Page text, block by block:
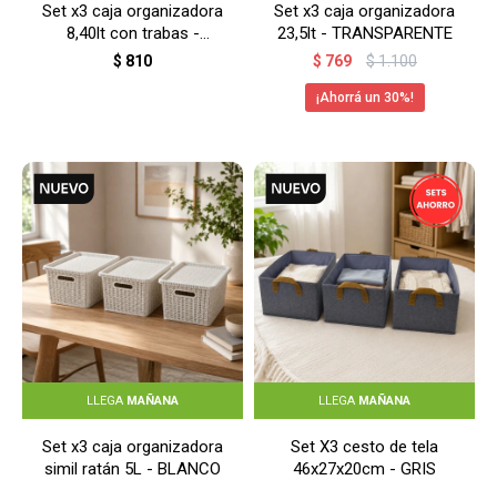
Set x3 caja organizadora
8,40lt con trabas -
TRANSPARENTE
$ 810
Set x3 caja organizadora
23,5lt - TRANSPARENTE
$ 769 $1.100
30
LLEGA MAÑANA
Set x3 caja organizadora
simil ratán 5L - BLANCO
LLEGA MAÑANA
Set X3 cesto de tela
46x27x20cm - GRIS